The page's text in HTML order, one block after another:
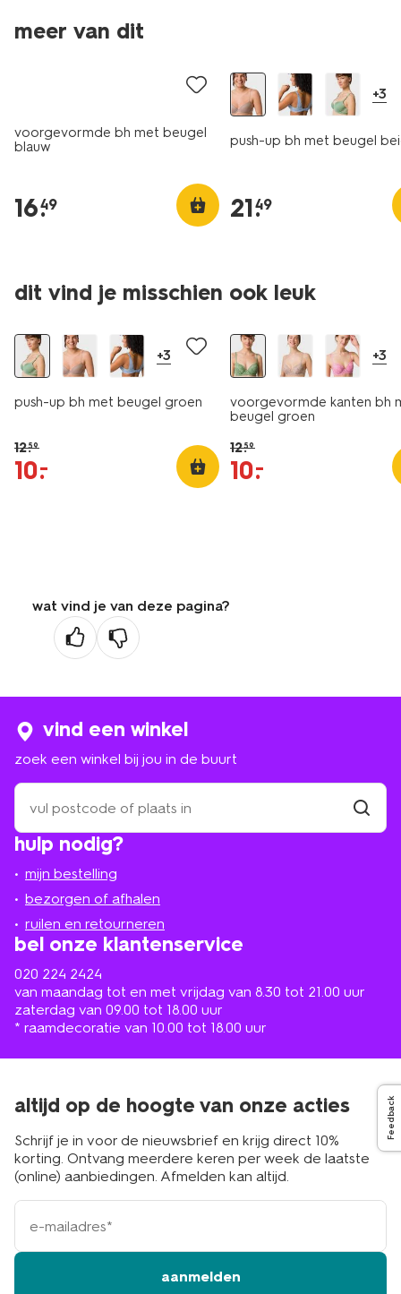
meer van dit
voorgevormde bh met beugel
blauw
16.
49
+3
push-up bh met beugel
21.
49
dit vind je misschien ook leuk
korting
+3
push-up bh met beugel groen
12.59
10.
–
korting
+3
voorgevormde kanten bh
beugel groen
12.59
10.
–
wat vind je van deze pagina?
hulp nodig?
mijn bestelling
bezorgen of afhalen
ruilen en retourneren
bel onze klantenservice
020 224 2424
van maandag tot en met vrijdag van 8.30 tot 21.00 uur
zaterdag van 09.00 tot 18.00 uur
* raamdecoratie van 10.00 tot 18.00 uur
vind een winkel
zoek een winkel bij jou in de buurt
zoek
een
winkel
bij
in
de
buurt
altijd op de hoogte van onze acties
Schrijf je in voor de nieuwsbrief en krijg direct 10%
korting. Ontvang meerdere keren per week de laatste
(online) aanbiedingen. Afmelden kan altijd.
e-
mailadres
aanmelden
Feedback